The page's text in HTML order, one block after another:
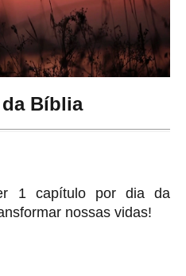
Bíblia
1 capítulo por dia da
nossas vidas!